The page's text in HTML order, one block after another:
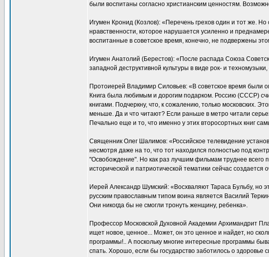
были воспитаны согласно христианским ценностям.
Игумен Кронид (Козлов): «Перечень грехов один и тот же.
нравственности, которое нарушается усиленно и
воспитанные в советское время, конечно, не подвержены
Игумен Анатолий (Берестов): «После распада Союза
западной деструктивной культуры в виде рок- и
Протоиерей Владимир Силовьев: «В советское время были
Книга была любимым и дорогим подарком. Россию (СССР)
книгами. Подчеркну, что, к сожалению, только московских.
меньше. Да и что читают? Если раньше в метро читали
Печально еще и то, что именно у этих второсортных книг
Священник Олег Шалимов: «Российское телевидение
несмотря даже на то, что тот находился полностью под
"Освобождение". Но как раз лучшим фильмам труднее
исторической и патриотической тематики сейчас
Иерей Александр Шумский: «Восхваляют Тараса Бульбу, но
русским православным типом воина является Василий
Они никогда бы не смогли тронуть женщину, ребенка».
Профессор Московской Духовной Академии Архимандрит
ищет новое, ценное... Может, он это ценное и найдет, но
программы!.. А поскольку многие интересные программы
спать. Хорошо, если бы государство заботилось о